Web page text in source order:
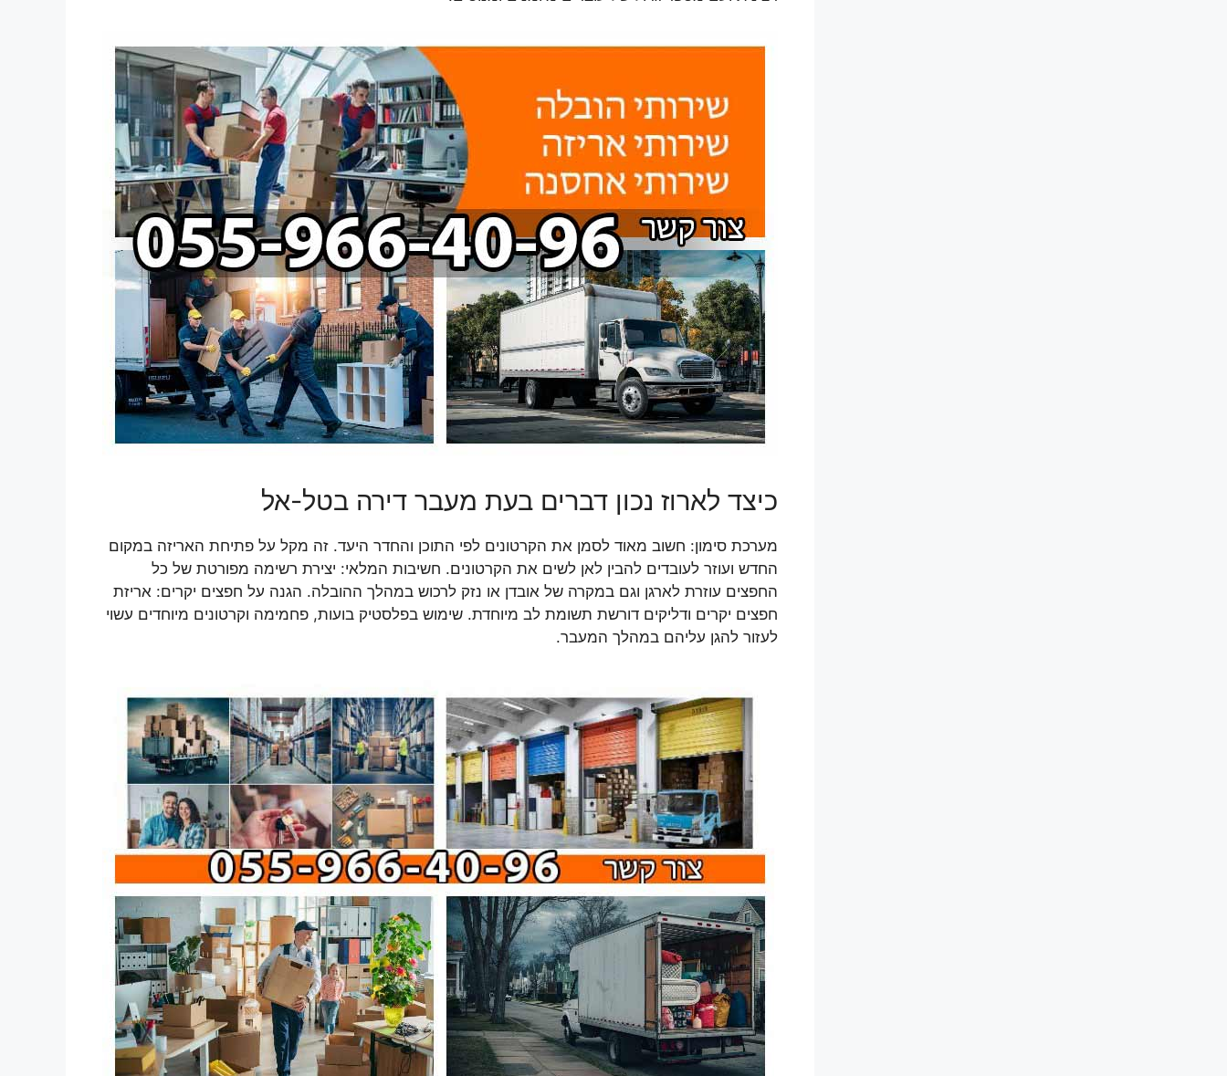
כיצד לארוז נכון דברים בעת מעבר דירה בטל-אל
מערכת סימון: חשוב מאוד לסמן את הקרטונים לפי התוכן והחדר היעד. זה מקל על פתיחת האריזה במקום
החדש ועוזר לעובדים להבין לאן לשים את הקרטונים. חשיבות המלאי: יצירת רשימה מפורטת של כל
החפצים עוזרת לארגן וגם במקרה של אובדן או נזק לרכוש במהלך ההובלה. הגנה על חפצים יקרים: אריזת
חפצים יקרים ודליקים דורשת תשומת לב מיוחדת. שימוש בפלסטיק בועות, פחמימה וקרטונים מיוחדים עשוי
לעזור להגן עליהם במהלך המעבר.